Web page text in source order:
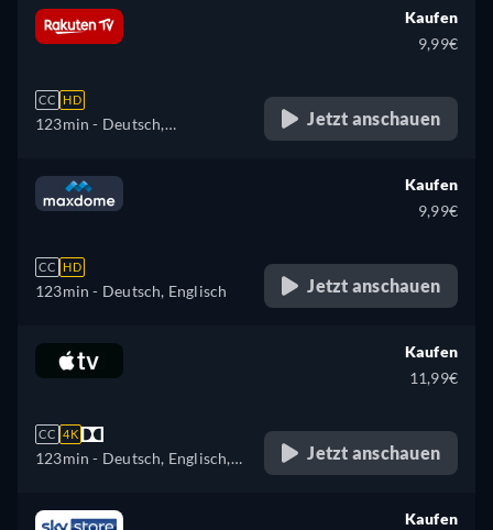
CC HD
123min - Deutsch,
Spanisch, Französisch,
Ungarisch, Italienisch,
Kaufen
9,99€
Jetzt anschauen
CC HD
123min - Deutsch, Englisch
Kaufen
9,99€
Jetzt anschauen
CC 4K
123min - Deutsch, Englisch,
Kaufen
11,99€
Jetzt anschauen
Kaufen